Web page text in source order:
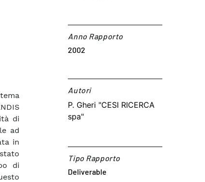
di
ad
in
di
Anno Rapporto
2002
Autori​
P. Gheri "CESI RICERCA
spa"
Tipo Rapporto
Deliverable